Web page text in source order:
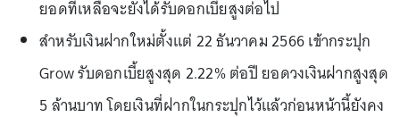
ยอดที่เหลือจะยังได้รับดอกเบี้ยสูงต่อไป
สำหรับเงินฝากใหม่ตั้งแต่ 22 ธันวาคม 2566 เข้ากระปุก
Grow รับดอกเบี้ยสูงสุด 2.22% ต่อปี ยอดวงเงินฝากสูงสุด
5 ล้านบาท โดยเงินที่ฝากในกระปุกไว้แล้วก่อนหน้านี้ยังคง